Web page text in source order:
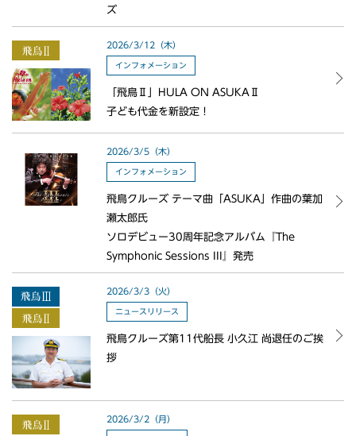
ズ
2026/3/12（木）
インフォメーション
「飛鳥Ⅱ」HULA ON ASUKAⅡ
⼦ども代⾦を新設定！
2026/3/5（木）
インフォメーション
飛鳥クルーズ テーマ曲「ASUKA」作曲の葉加
瀬太郎氏
ソロデビュー30周年記念アルバム『The
Symphonic Sessions III』発売
2026/3/3（火）
ニュースリリース
飛鳥クルーズ第11代船長 小久江 尚退任のご挨
拶
2026/3/2（月）